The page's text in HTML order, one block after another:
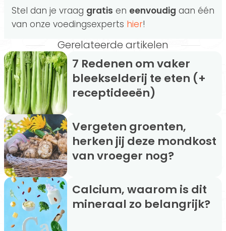
Stel dan je vraag gratis en eenvoudig aan één
van onze voedingsexperts hier!
Gerelateerde artikelen
7 Redenen om vaker
bleekselderij te eten (+
receptideeën)
Vergeten groenten,
herken jij deze mondkost
van vroeger nog?
Calcium, waarom is dit
mineraal zo belangrijk?